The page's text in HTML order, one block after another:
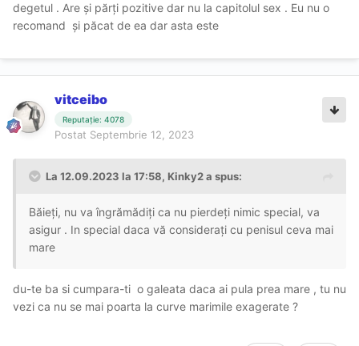
degetul . Are și părți pozitive dar nu la capitolul sex . Eu nu o
recomand și păcat de ea dar asta este
vitceibo
Reputație: 4078
Postat Septembrie 12, 2023
La 12.09.2023 la 17:58, Kinky2a spus:
Băieți, nu va îngrămădiți ca nu pierdeți nimic special, va
asigur . In special daca vă considerați cu penisul ceva mai
mare
du-te ba si cumpara-ti o galeata daca ai pula prea mare , tu nu
vezi ca nu se mai poarta la curve marimile exagerate ?